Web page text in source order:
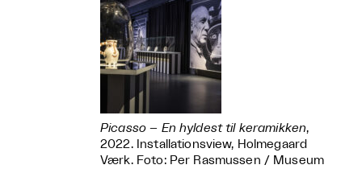
Picasso – En hyldest til keramikken,
2022. Installationsview, Holmegaard
Værk. Foto: Per Rasmussen / Museum